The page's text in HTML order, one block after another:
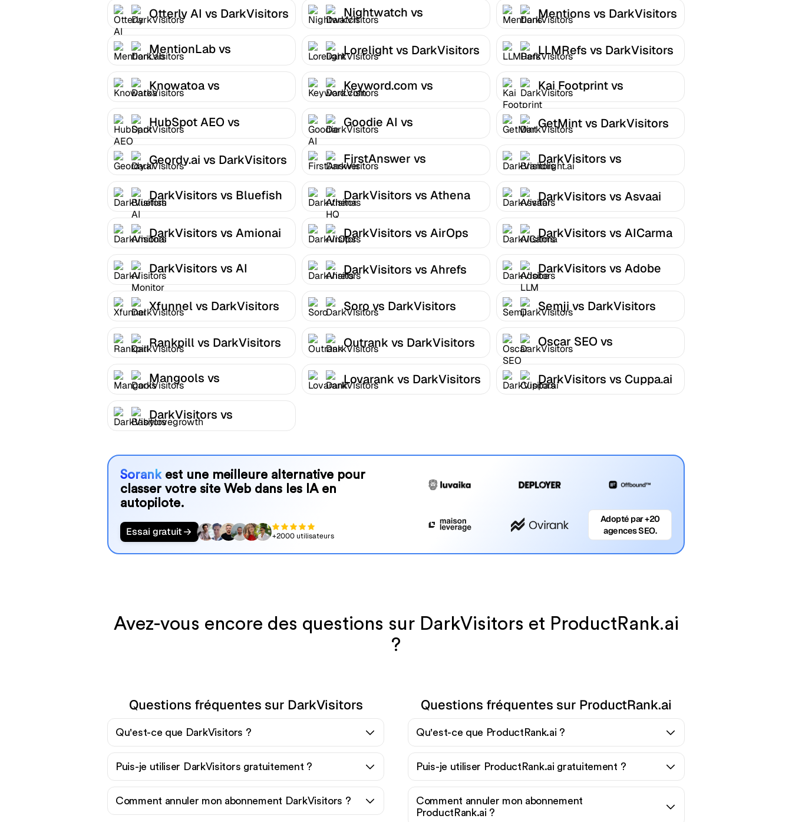
Otterly AI vs DarkVisitors
Nightwatch vs
DarkVisitors
Mentions vs DarkVisitors
MentionLab vs
DarkVisitors
Lorelight vs DarkVisitors LLMRefs vs DarkVisitors
Knowatoa vs
DarkVisitors
Keyword.com vs
DarkVisitors
Kai Footprint vs
DarkVisitors
HubSpot AEO vs
DarkVisitors
Goodie AI vs
DarkVisitors
GetMint vs DarkVisitors
Geordy.ai vs DarkVisitors
FirstAnswer vs
DarkVisitors
DarkVisitors vs
Brandlight.ai
DarkVisitors vs Bluefish
AI
DarkVisitors vs Athena
HQ
DarkVisitors vs Asvaai
DarkVisitors vs Amionai DarkVisitors vs AirOps DarkVisitors vs AICarma
DarkVisitors vs AI
Monitor
DarkVisitors vs Ahrefs
DarkVisitors vs Adobe
LLM Optimizer
Xfunnel vs DarkVisitors
Soro vs DarkVisitors Semji vs DarkVisitors
Rankpill vs DarkVisitors Outrank vs DarkVisitors
Oscar SEO vs
DarkVisitors
Mangools vs
DarkVisitors
Lovarank vs DarkVisitors DarkVisitors vs Cuppa.ai
DarkVisitors vs
Babylovegrowth
Sorankest une meilleure alternative pour
classer votre site Web dans les IA en
autopilote.
Essai gratuit +2000 utilisateurs
Adopté par +20
agences SEO.
Avez-vous encore des questions sur DarkVisitors et ProductRank.ai
?
Questions fréquentes sur DarkVisitors
Qu'est-ce que DarkVisitors ?
Puis-je utiliser DarkVisitors gratuitement ?
Comment annuler mon abonnement DarkVisitors ?
Questions fréquentes sur ProductRank.ai
Qu'est-ce que ProductRank.ai ?
Puis-je utiliser ProductRank.ai gratuitement ?
Comment annuler mon abonnement
ProductRank.ai ?